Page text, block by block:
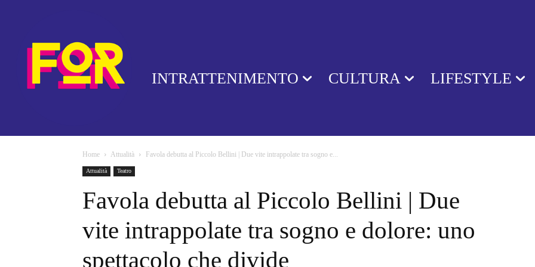
INTRATTENIMENTO CULTURA LIFESTYLE
Home Attualità Favola debutta al Piccolo Bellini | Due vite intrappolate tra sogno e...
Attualità Teatro
Favola debutta al Piccolo Bellini | Due
vite intrappolate tra sogno e dolore: uno
spettacolo che divide